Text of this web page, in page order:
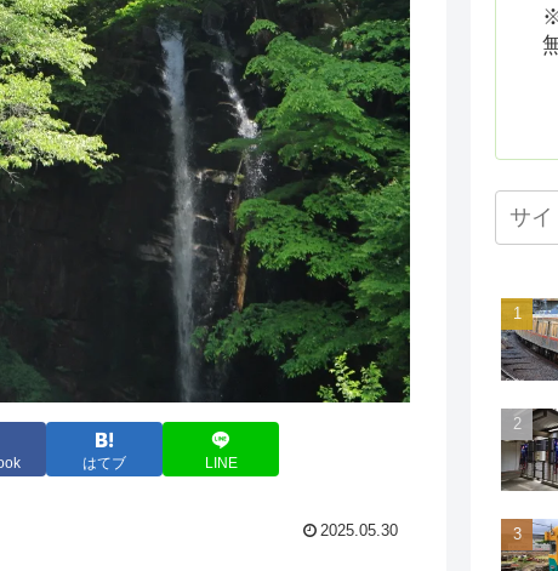
はてブ LINE
2025.05.30